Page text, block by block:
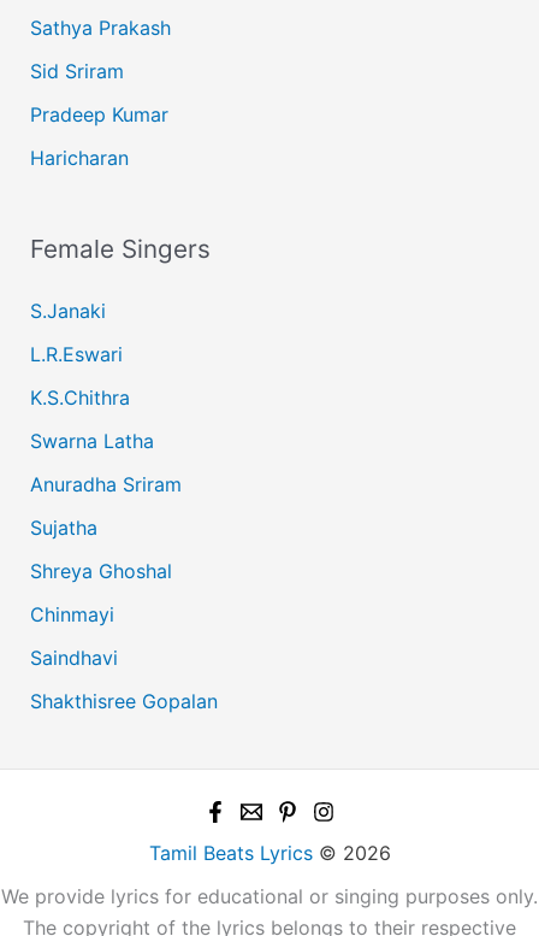
Sathya Prakash
Sid Sriram
Pradeep Kumar
Haricharan
Female Singers
S.Janaki
L.R.Eswari
K.S.Chithra
Swarna Latha
Anuradha Sriram
Sujatha
Shreya Ghoshal
Chinmayi
Saindhavi
Shakthisree Gopalan
Tamil Beats Lyrics© 2026
We provide lyrics for educational or singing purposes only.
The copyright of the lyrics belongs to their respective